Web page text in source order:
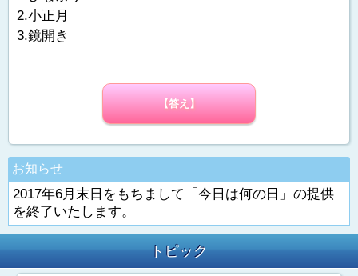
2.小正月
3.鏡開き
【答え】
お知らせ
2017年6月末日をもちまして「今日は何の日」の提供
を終了いたします。
トピック